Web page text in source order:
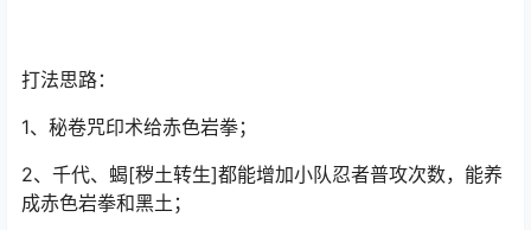
打法思路：
1、秘卷咒印术给赤色岩拳；
2、千代、蝎[秽土转生]都能增加小队忍者普攻次数，能养
成赤色岩拳和黑土；